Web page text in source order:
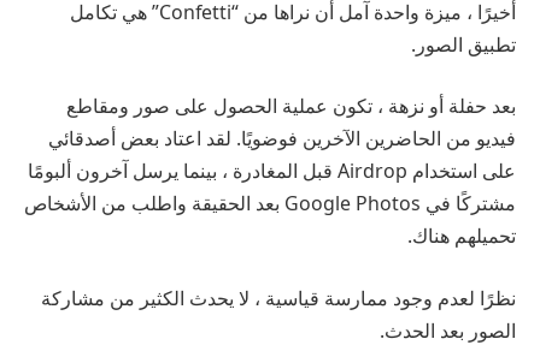
أخيرًا ، ميزة واحدة آمل أن نراها من “Confetti” هي تكامل
تطبيق الصور.
بعد حفلة أو نزهة ، تكون عملية الحصول على صور ومقاطع
فيديو من الحاضرين الآخرين فوضويًا. لقد اعتاد بعض أصدقائي
على استخدام Airdrop قبل المغادرة ، بينما يرسل آخرون ألبومًا
مشتركًا في Google Photos بعد الحقيقة واطلب من الأشخاص
تحميلهم هناك.
نظرًا لعدم وجود ممارسة قياسية ، لا يحدث الكثير من مشاركة
الصور بعد الحدث.